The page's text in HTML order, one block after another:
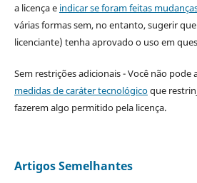
a licença e indicar se foram feitas
várias formas sem, no entanto, sugerir
licenciante) tenha aprovado o uso em
Sem restrições adicionais - Você não
medidas de caráter tecnológicoque
fazerem algo permitido pela licença.
Artigos Semelhantes